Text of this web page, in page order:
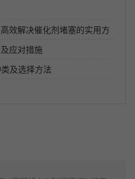
效解决催化剂堵塞的实用方
应对措施
及选择方法
步伐，久而久之工业环境污
焦化电厂等工业企业产生
标准才准许排放。各种工